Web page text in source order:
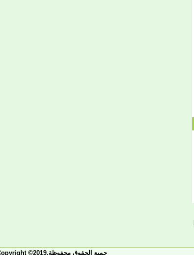
Copyright ©2019.جميع الحقوق محفوظة